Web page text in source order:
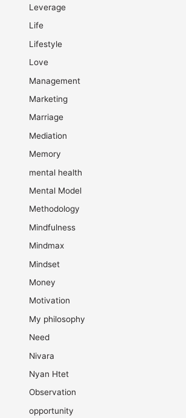
Leverage
Life
Lifestyle
Love
Management
Marketing
Marriage
Mediation
Memory
mental health
Mental Model
Methodology
Mindfulness
Mindmax
Mindset
Money
Motivation
My philosophy
Need
Nivara
Nyan Htet
Observation
opportunity